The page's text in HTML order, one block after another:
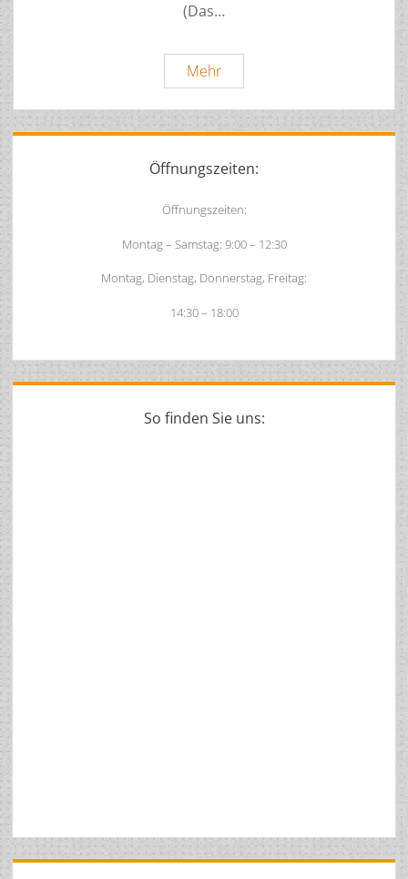
(Das…
MehrLieferkettengesetz
Blockade
Öffnungszeiten:
Öffnungszeiten:
Montag – Samstag: 9:00 – 12:30
Montag, Dienstag, Donnerstag, Freitag:
14:30 – 18:00
So finden Sie uns: